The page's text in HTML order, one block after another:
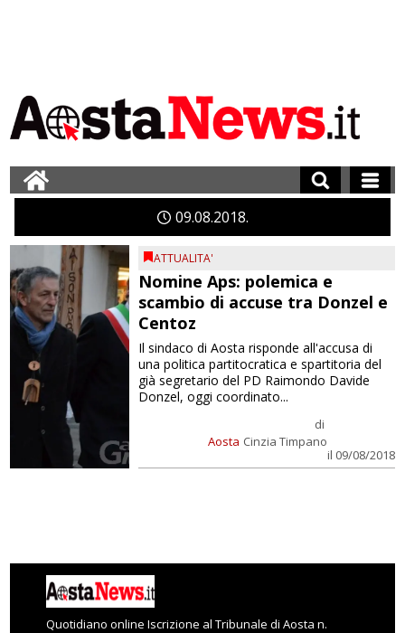
0908 2018
ATTUALITA'
Nomine Aps: polemica e
scambio di accuse tra Donzel e
Centoz
Aosta
di
Cinzia Timpano
il 09/08/2018
Il sindaco di Aosta risponde all'accusa di
una politica partitocratica e spartitoria del
già segretario del PD Raimondo Davide
Donzel, oggi coordinato...
Quotidiano online Iscrizione al Tribunale di Aosta n.